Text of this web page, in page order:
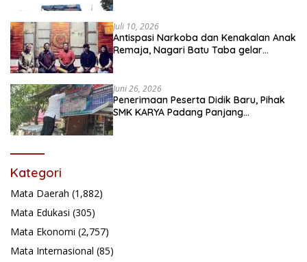
Juli 10, 2026
Antispasi Narkoba dan Kenakalan Anak
Remaja, Nagari Batu Taba gelar
Juni 26, 2026
Penerimaan Peserta Didik Baru, Pihak
SMK KARYA Padang Panjang
Kategori
Mata Daerah (1,882)
Mata Edukasi (305)
Mata Ekonomi (2,757)
Mata Internasional (85)